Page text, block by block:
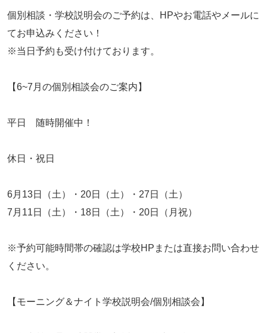
個別相談・学校説明会のご予約は、HPやお電話やメールに
てお申込みください！
※当日予約も受け付けております。
【6~7月の個別相談会のご案内】
平日 随時開催中！
休日・祝日
6月13日（土）・20日（土）・27日（土）
7月11日（土）・18日（土）・20日（月祝）
※予約可能時間帯の確認は学校HPまたは直接お問い合わせ
ください。
【モーニング＆ナイト学校説明会/個別相談会】